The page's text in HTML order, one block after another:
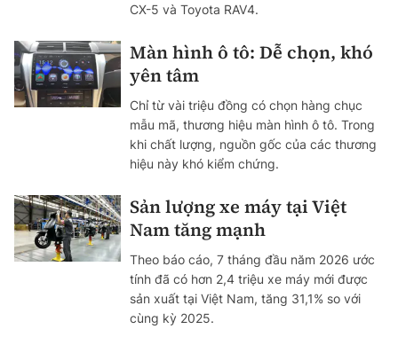
CX-5 và Toyota RAV4.
Màn hình ô tô: Dễ chọn, khó
yên tâm
Chỉ từ vài triệu đồng có chọn hàng chục
mẫu mã, thương hiệu màn hình ô tô. Trong
khi chất lượng, nguồn gốc của các thương
hiệu này khó kiểm chứng.
Sản lượng xe máy tại Việt
Nam tăng mạnh
Theo báo cáo, 7 tháng đầu năm 2026 ước
tính đã có hơn 2,4 triệu xe máy mới được
sản xuất tại Việt Nam, tăng 31,1% so với
cùng kỳ 2025.